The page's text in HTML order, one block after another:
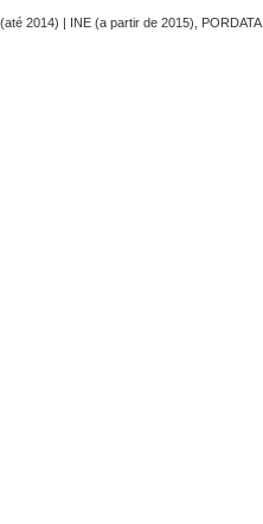
2014) | INE (a partir de 2015), PORDATA